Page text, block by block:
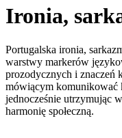
Ironia,
Portugalska ironia,
warstwy markerów
prozodycznych i znaczeń
mówiącym komunikować
jednocześnie utrzymując
harmonię społeczną.